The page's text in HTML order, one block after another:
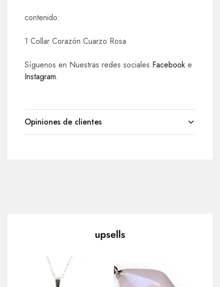
contenido:
1 Collar Corazón Cuarzo Rosa
Síguenos en Nuestras redes sociales Facebook e
Instagram.
Opiniones de clientes
upsells